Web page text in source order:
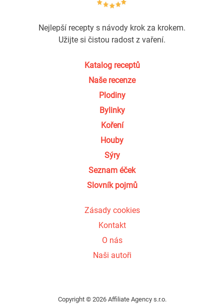
Nejlepší recepty s návody krok za krokem.
Užijte si čistou radost z vaření.
Katalog receptů
Naše recenze
Plodiny
Bylinky
Koření
Houby
Sýry
Seznam éček
Slovník pojmů
Zásady cookies
Kontakt
O nás
Naši autoři
Copyright © 2026 Affiliate Agency s.r.o.